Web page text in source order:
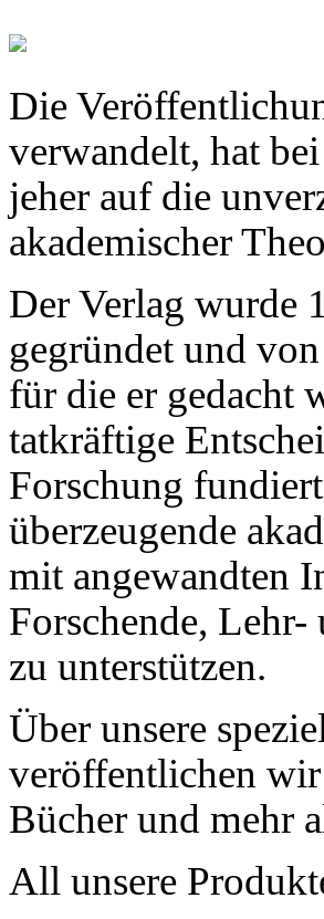
Die
verwandelt, hat
jeher auf die
akademischer
Der Verlag wurde
gegründet und
für die er gedacht
tatkräftige
Forschung
überzeugende
mit angewandten
Forschende,
zu unterstützen.
Über unsere
veröffentlichen
Bücher und mehr
All unsere